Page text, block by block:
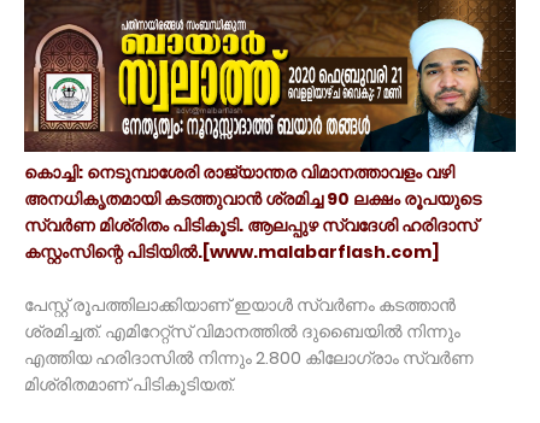
കൊച്ചി: നെടുമ്പാശേരി രാജ്യാന്തര വിമാനത്താവളം വഴി
അനധികൃതമായി കടത്തുവാന്‍ ശ്രമിച്ച 90 ലക്ഷം രൂപയുടെ
സ്വര്‍ണ മിശ്രിതം പിടികൂടി. ആലപ്പുഴ സ്വദേശി ഹരിദാസ്
കസ്റ്റംസിന്റെ പിടിയില്‍.[www.malabarflash.com]
പേസ്റ്റ് രൂപത്തിലാക്കിയാണ് ഇയാള്‍ സ്വര്‍ണം കടത്താന്‍
ശ്രമിച്ചത്. എമിറേറ്റ്‌സ് വിമാനത്തില്‍ ദുബൈയില്‍ നിന്നും
എത്തിയ ഹരിദാസില്‍ നിന്നും 2.800 കിലോഗ്രാം സ്വര്‍ണ
മിശ്രിതമാണ് പിടികൂടിയത്.